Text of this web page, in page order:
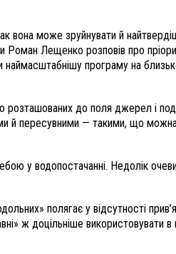
вона може зруйнувати й
Роман Лещенко розповів про
програму на
до поля джерел і
й пересувними — такими, що
у водопостачанні. Недолік
полягає у відсутності
ж доцільніше використовувати